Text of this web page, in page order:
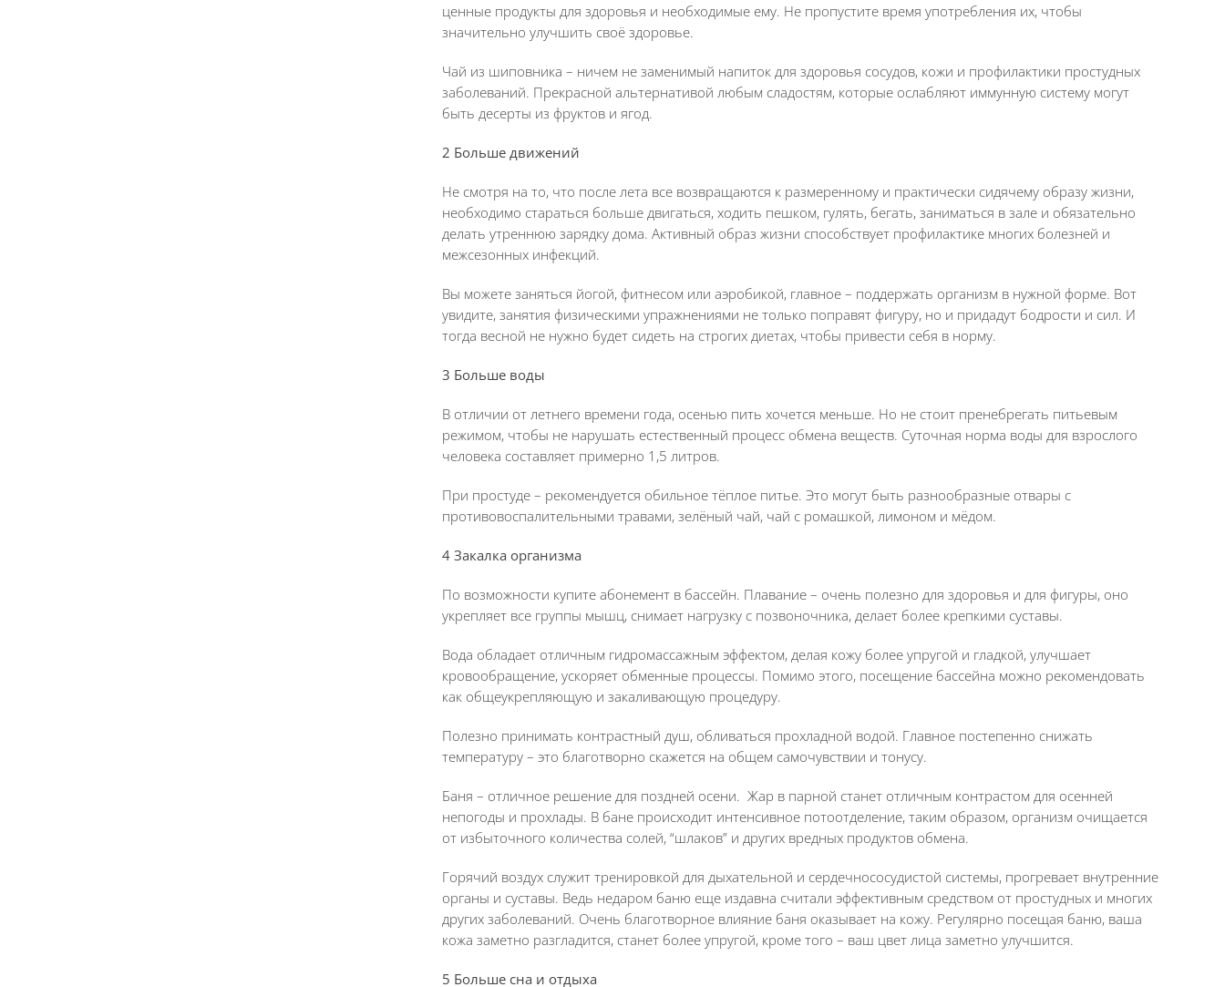
ценные продукты для здоровья и необходимые ему. Не пропустите время употребления их, чтобы
значительно улучшить своё здоровье.
Чай из шиповника – ничем не заменимый напиток для здоровья сосудов, кожи и профилактики простудных
заболеваний. Прекрасной альтернативой любым сладостям, которые ослабляют иммунную систему могут
быть десерты из фруктов и ягод.
2 Больше движений
Не смотря на то, что после лета все возвращаются к размеренному и практически сидячему образу жизни,
необходимо стараться больше двигаться, ходить пешком, гулять, бегать, заниматься в зале и обязательно
делать утреннюю зарядку дома. Активный образ жизни способствует профилактике многих болезней и
межсезонных инфекций.
Вы можете заняться йогой, фитнесом или аэробикой, главное – поддержать организм в нужной форме. Вот
увидите, занятия физическими упражнениями не только поправят фигуру, но и придадут бодрости и сил. И
тогда весной не нужно будет сидеть на строгих диетах, чтобы привести себя в норму.
3 Больше воды
В отличии от летнего времени года, осенью пить хочется меньше. Но не стоит пренебрегать питьевым
режимом, чтобы не нарушать естественный процесс обмена веществ. Суточная норма воды для взрослого
человека составляет примерно 1,5 литров.
При простуде – рекомендуется обильное тёплое питье. Это могут быть разнообразные отвары с
противовоспалительными травами, зелёный чай, чай с ромашкой, лимоном и мёдом.
4 Закалка организма
По возможности купите абонемент в бассейн. Плавание – очень полезно для здоровья и для фигуры, оно
укрепляет все группы мышц, снимает нагрузку с позвоночника, делает более крепкими суставы.
Вода обладает отличным гидромассажным эффектом, делая кожу более упругой и гладкой, улучшает
кровообращение, ускоряет обменные процессы. Помимо этого, посещение бассейна можно рекомендовать
как общеукрепляющую и закаливающую процедуру.
Полезно принимать контрастный душ, обливаться прохладной водой. Главное постепенно снижать
температуру – это благотворно скажется на общем самочувствии и тонусу.
Баня – отличное решение для поздней осени. Жар в парной станет отличным контрастом для осенней
непогоды и прохлады. В бане происходит интенсивное потоотделение, таким образом, организм очищается
от избыточного количества солей, “шлаков” и других вредных продуктов обмена.
Горячий воздух служит тренировкой для дыхательной и сердечнососудистой системы, прогревает внутренние
органы и суставы. Ведь недаром баню еще издавна считали эффективным средством от простудных и многих
других заболеваний. Очень благотворное влияние баня оказывает на кожу. Регулярно посещая баню, ваша
кожа заметно разгладится, станет более упругой, кроме того – ваш цвет лица заметно улучшится.
5 Больше сна и отдыха